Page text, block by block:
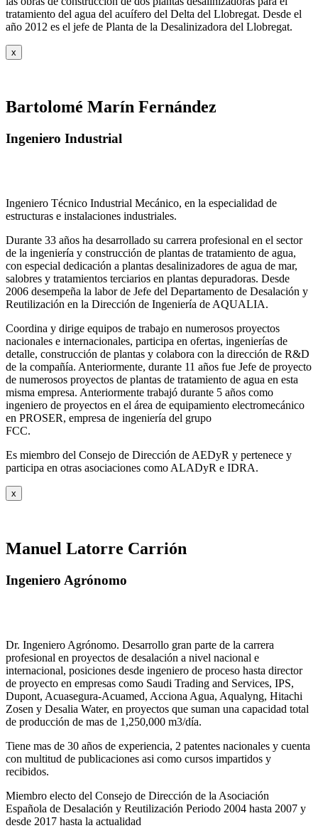
tratamiento del agua del acuífero del Delta del Llobregat. Desde el
año 2012 es el jefe de Planta de la Desalinizadora del Llobregat.
x
Bartolomé Marín Fernández
Ingeniero Industrial
Ingeniero Técnico Industrial Mecánico, en la especialidad de
estructuras e instalaciones industriales.
Durante 33 años ha desarrollado su carrera profesional en el sector
de la ingeniería y construcción de plantas de tratamiento de agua,
con especial dedicación a plantas desalinizadores de agua de mar,
salobres y tratamientos terciarios en plantas depuradoras. Desde
2006 desempeña la labor de Jefe del Departamento de Desalación y
Reutilización en la Dirección de Ingeniería de AQUALIA.
Coordina y dirige equipos de trabajo en numerosos proyectos
nacionales e internacionales, participa en ofertas, ingenierías de
detalle, construcción de plantas y colabora con la dirección de R&D
de la compañía. Anteriormente, durante 11 años fue Jefe de proyecto
de numerosos proyectos de plantas de tratamiento de agua en esta
misma empresa. Anteriormente trabajó durante 5 años como
ingeniero de proyectos en el área de equipamiento electromecánico
en PROSER, empresa de ingeniería del grupo
FCC.
Es miembro del Consejo de Dirección de AEDyR y pertenece y
participa en otras asociaciones como ALADyR e IDRA.
x
Manuel Latorre Carrión
Ingeniero Agrónomo
Dr. Ingeniero Agrónomo. Desarrollo gran parte de la carrera
profesional en proyectos de desalación a nivel nacional e
internacional, posiciones desde ingeniero de proceso hasta director
de proyecto en empresas como Saudi Trading and Services, IPS,
Dupont, Acuasegura-Acuamed, Acciona Agua, Aqualyng, Hitachi
Zosen y Desalia Water, en proyectos que suman una capacidad total
de producción de mas de 1,250,000 m3/día.
Tiene mas de 30 años de experiencia, 2 patentes nacionales y cuenta
con multitud de publicaciones asi como cursos impartidos y
recibidos.
Miembro electo del Consejo de Dirección de la Asociación
Española de Desalación y Reutilización Periodo 2004 hasta 2007 y
desde 2017 hasta la actualidad